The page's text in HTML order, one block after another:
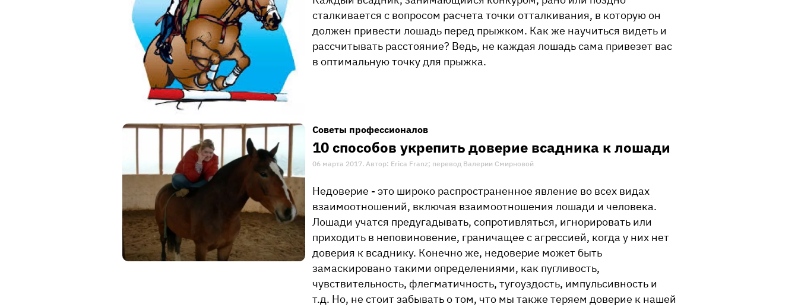
сталкивается с вопросом расчета точки отталкивания, в которую он
должен привести лошадь перед прыжком. Как же научиться видеть и
рассчитывать расстояние? Ведь, не каждая лошадь сама привезет вас
в оптимальную точку для прыжка.
Советы профессионалов
10 способов укрепить доверие всадника к лошади
06 марта 2017. Автор: Erica Franz; перевод Валерии Смирновой
Недоверие - это широко распространенное явление во всех видах
взаимоотношений, включая взаимоотношения лошади и человека.
Лошади учатся предугадывать, сопротивляться, игнорировать или
приходить в неповиновение, граничащее с агрессией, когда у них нет
доверия к всаднику. Конечно же, недоверие может быть
замаскировано такими определениями, как пугливость,
чувствительность, флегматичность, тугоуздость, импульсивность и
т.д. Но, не стоит забывать о том, что мы также теряем доверие к нашей